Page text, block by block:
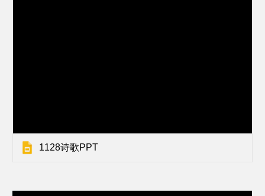
1128诗歌PPT